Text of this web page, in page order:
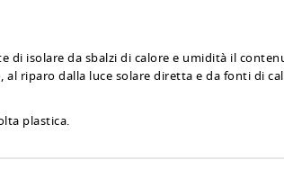
isolare da sbalzi di calore e umidità il
riparo dalla luce solare diretta e da fonti di
plastica.